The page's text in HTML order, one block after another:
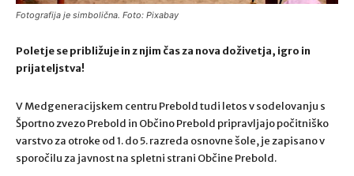
Fotografija je simbolična. Foto: Pixabay
Poletje se približuje in z njim čas za nova doživetja, igro in
prijateljstva!
V Medgeneracijskem centru Prebold tudi letos v sodelovanju s
Športno zvezo Prebold in Občino Prebold pripravljajo počitniško
varstvo za otroke od 1. do 5. razreda osnovne šole, je zapisano v
sporočilu za javnost na spletni strani Občine Prebold.